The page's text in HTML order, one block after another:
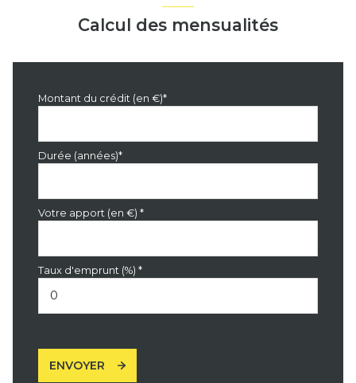
Calcul des mensualités
Montant du crédit (en €)*
Durée (années)*
Votre apport (en €) *
Taux d'emprunt (%) *
ENVOYER